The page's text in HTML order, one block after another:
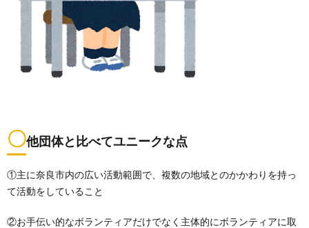
〇他団体と比べてユニークな点
①主に奈良市内の広い活動範囲で、複数の地域とのかかわりを持っ
て活動をしていること
②お手伝い的なボランティアだけでなく主体的にボランティアに取